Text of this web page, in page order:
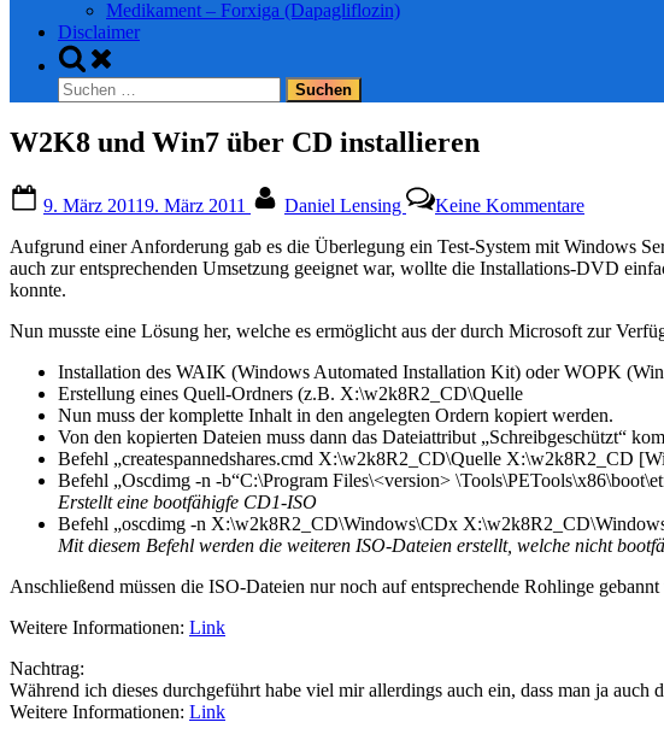
Medikament – Forxiga (Dapagliflozin)
Disclaimer
Toggle
search
form
Suchen
nach:
W2K8 und Win7 über CD installieren
on
9. März 20119. März 2011 Daniel Lensing Keine KommentareW2K8
und
Win7
über
installieren
Aufgrund einer Anforderung gab es die Überlegung ein Test-System mit Windows
auch zur entsprechenden Umsetzung geeignet war, wollte die Installations-DVD
konnte.
Nun musste eine Lösung her, welche es ermöglicht aus der durch Microsoft zur
Installation des WAIK (Windows Automated Installation Kit) oder WOPK
Erstellung eines Quell-Ordners (z.B. X:\w2k8R2_CD\Quelle
Nun muss der komplette Inhalt in den angelegten Ordern kopiert werden.
Von den kopierten Dateien muss dann das Dateiattribut „Schreibgeschützt“
Befehl „createspannedshares.cmd X:\w2k8R2_CD\Quelle X:\w2k8R2_CD
Befehl „Oscdimg -n -b“C:\Program Files\<version>
Erstellt eine bootfähigfe CD1-ISO
Befehl „oscdimg -n X:\w2k8R2_CD\Windows\CDx
Mit diesem Befehl werden die weiteren ISO-Dateien erstellt, welche nicht
Anschließend müssen die ISO-Dateien nur noch auf entsprechende Rohlinge gebannt
Weitere Informationen: Link
Nachtrag:
Während ich dieses durchgeführt habe viel mir allerdings auch ein, dass man ja
Weitere Informationen: Link